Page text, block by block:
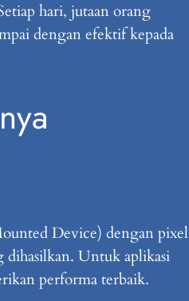
hari, jutaan orang
dengan efektif kepada
Device) dengan pixel
Untuk aplikasi
performa terbaik.